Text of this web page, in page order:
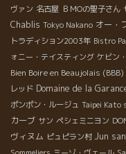
ヴァン 名古屋 ＢＭОの聖子さん
Chablis Tokyo Nakano オー・
トラディション2003年 Bistro
ォニー・テイスティング ケビン
Bien Boire en Beaujolais (BBB)
レッド Domaine de la
ポンポン・ルージュ Taipei Kato
カーブ サン ペシェミニヨン
ヴィヌム ピュピラン村 Jun san